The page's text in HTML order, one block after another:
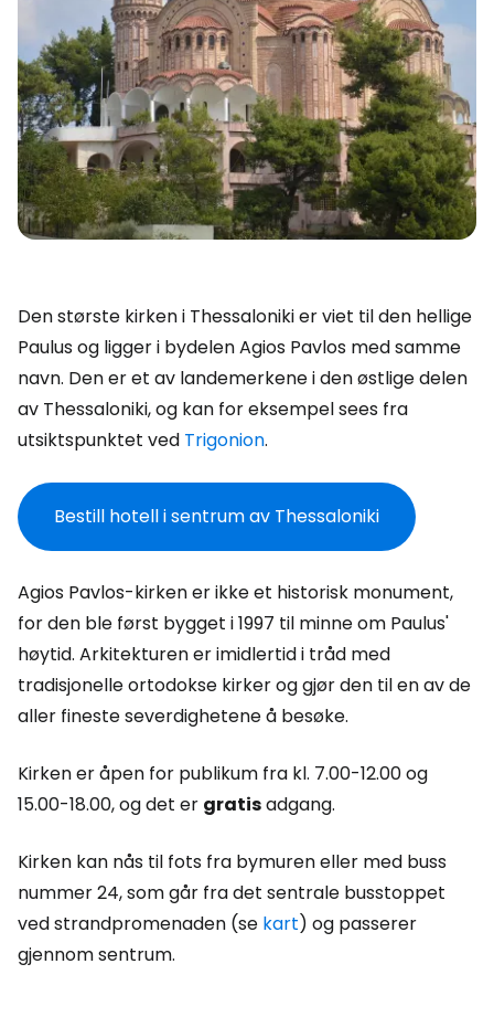
Den største kirken i Thessaloniki er viet til den hellige
Paulus og ligger i bydelen Agios Pavlos med samme
navn. Den er et av landemerkene i den østlige delen
av Thessaloniki, og kan for eksempel sees fra
utsiktspunktet ved Trigonion.
Bestill hotell i sentrum av Thessaloniki
Agios Pavlos-kirken er ikke et historisk monument,
for den ble først bygget i 1997 til minne om Paulus'
høytid. Arkitekturen er imidlertid i tråd med
tradisjonelle ortodokse kirker og gjør den til en av de
aller fineste severdighetene å besøke.
Kirken er åpen for publikum fra kl. 7.00-12.00 og
15.00-18.00, og det er gratisadgang.
Kirken kan nås til fots fra bymuren eller med buss
nummer 24, som går fra det sentrale busstoppet
ved strandpromenaden (se kart) og passerer
gjennom sentrum.